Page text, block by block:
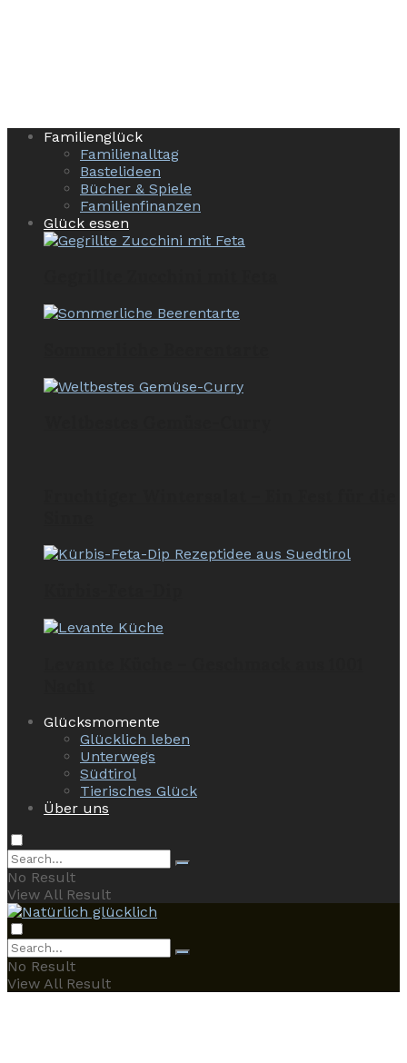
Familienglück
Familienalltag
Bastelideen
Bücher & Spiele
Familienfinanzen
Glück essen
Glücksmomente
Glücklich leben
Unterwegs
Südtirol
Tierisches Glück
Über uns
No Result
View All Result
No Result
View All Result